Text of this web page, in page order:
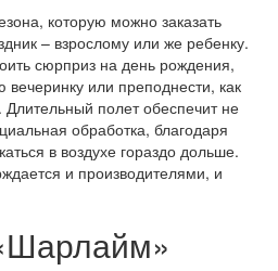
которую можно заказать
– взрослому или же ребенку.
сюрприз на день рождения,
вечеринку или преподнести, как
полет обеспечит не
обработка, благодаря
в воздухе гораздо дольше.
и производителями, и